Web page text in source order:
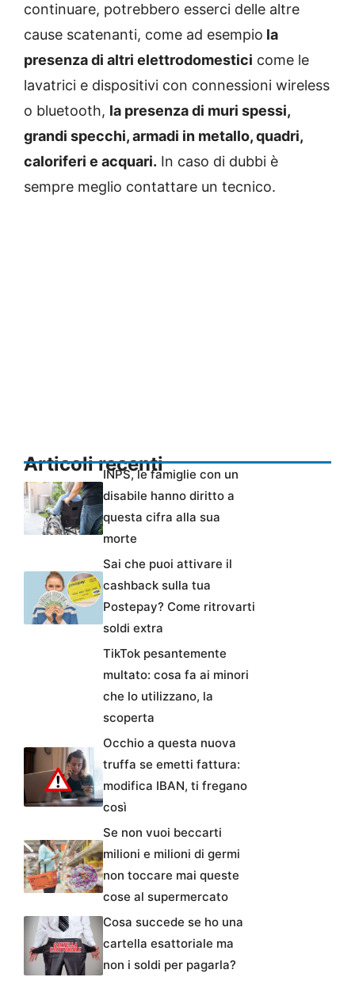
continuare, potrebbero esserci delle altre
cause scatenanti, come ad esempio la
presenza di altri elettrodomestici come le
lavatrici e dispositivi con connessioni wireless
o bluetooth, la presenza di muri spessi,
grandi specchi, armadi in metallo, quadri,
caloriferi e acquari. In caso di dubbi è
sempre meglio contattare un tecnico.
Articoli recentiINPS, le famiglie con un
disabile hanno diritto a
questa cifra alla sua
morte
Sai che puoi attivare il
cashback sulla tua
Postepay? Come ritrovarti
soldi extra
TikTok pesantemente
multato: cosa fa ai minori
che lo utilizzano, la
scoperta
Occhio a questa nuova
truffa se emetti fattura:
modifica IBAN, ti fregano
così
Se non vuoi beccarti
milioni e milioni di germi
non toccare mai queste
cose al supermercato
Cosa succede se ho una
cartella esattoriale ma
non i soldi per pagarla?